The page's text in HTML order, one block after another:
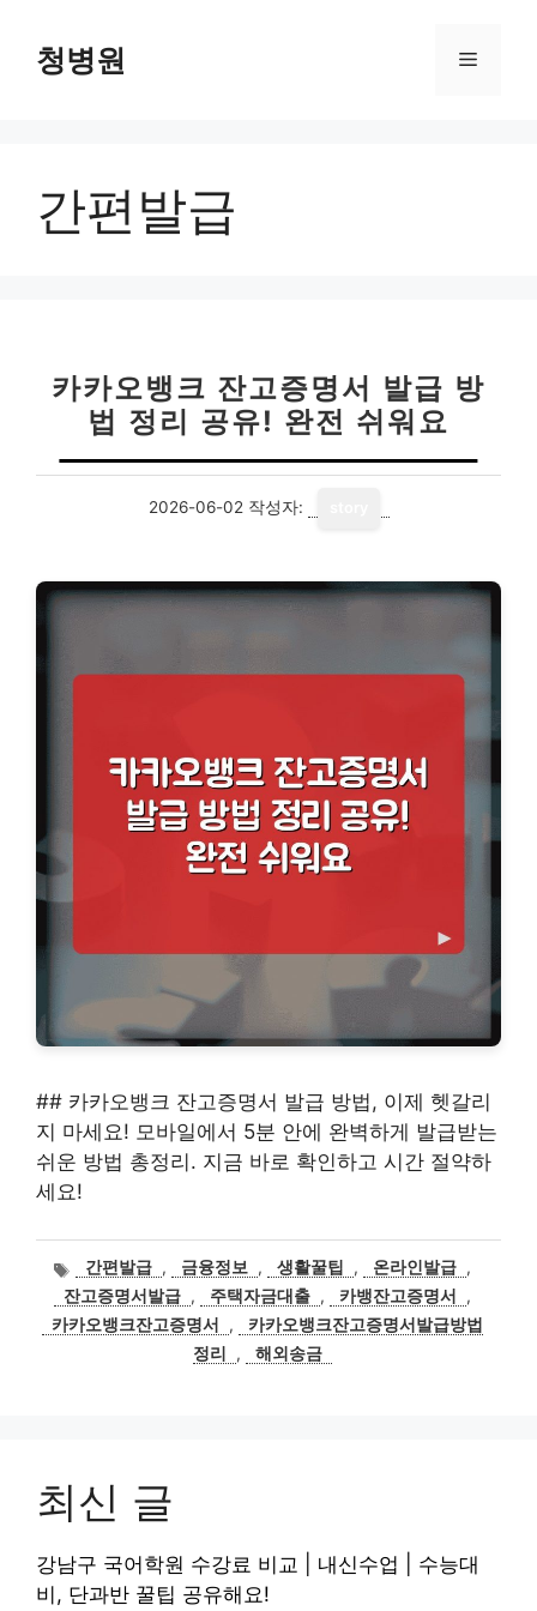
청병원 메
간편발급
카카오뱅크 잔고증명서 발급 방
법 정리 공유! 완전 쉬워요
2026-06-02 작성자:
## 카카오뱅크 잔고증명서 발급 방법, 이제 헷갈리
지 마세요! 모바일에서 5분 안에 완벽하게 발급받는
쉬운 방법 총정리. 지금 바로 확인하고 시간 절약하
세요!
태
그
간편발급 , 금융정보 , 생활꿀팁 , 온라인발급 ,
잔고증명서발급 , 주택자금대출 , 카뱅잔고증명서
,
카카오뱅크잔고증명서
,
카카오뱅크잔고증명서발급방법
정리
, 해외송금
최신 글
강남구 국어학원 수강료 비교 | 내신수업 | 수능대
비, 단과반 꿀팁 공유해요!